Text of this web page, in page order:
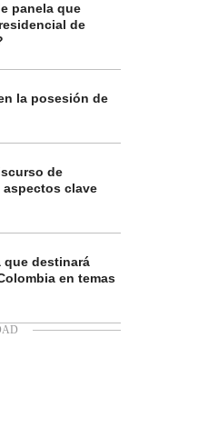
panela que
de
la posesión de
de
aspectos clave
que destinará
en temas